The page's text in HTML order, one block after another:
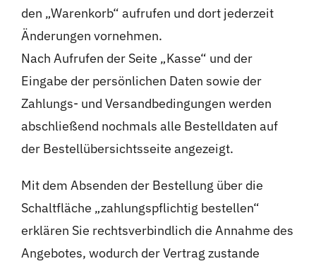
den „Warenkorb“ aufrufen und dort jederzeit
Änderungen vornehmen.
Nach Aufrufen der Seite „Kasse“ und der
Eingabe der persönlichen Daten sowie der
Zahlungs- und Versandbedingungen werden
abschließend nochmals alle Bestelldaten auf
der Bestellübersichtsseite angezeigt.
Mit dem Absenden der Bestellung über die
Schaltfläche „zahlungspflichtig bestellen“
erklären Sie rechtsverbindlich die Annahme des
Angebotes, wodurch der Vertrag zustande